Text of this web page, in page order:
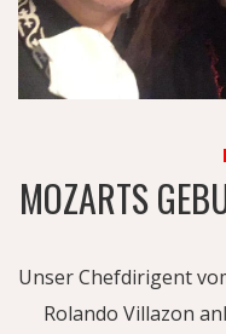
MOZARTS
Unser Chefdirigent
Rolando Villazon